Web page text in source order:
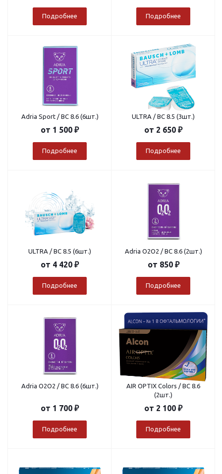
Подробнее Подробнее
Adria Sport / BC 8.6 (6шт.)
от 1 500 ₽
Подробнее
ULTRA / BC 8.5 (3шт.)
от 2 650 ₽
Подробнее
ULTRA / BC 8.5 (6шт.)
от 4 420 ₽
Подробнее
Adria O2O2 / BC 8.6 (2шт.)
от 850 ₽
Подробнее
Adria O2O2 / BC 8.6 (6шт.)
от 1 700 ₽
Подробнее
AIR OPTIX Colors / BC 8.6
(2шт.)
от 2 100 ₽
Подробнее